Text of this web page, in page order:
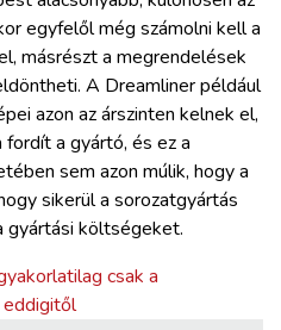
egyfelől még számolni kell a
másrészt a megrendelések
A Dreamliner például
azon az árszinten kelnek el,
a gyártó, és ez a
sem azon múlik, hogy a
sikerül a sorozatgyártás
gyártási költségeket.